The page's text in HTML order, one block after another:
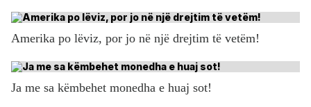
Amerika po lëviz, por jo në një drejtim të vetëm!
Ja me sa këmbehet monedha e huaj sot!